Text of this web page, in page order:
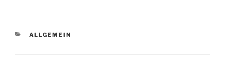
KATEGORIEN
ALLGEMEIN